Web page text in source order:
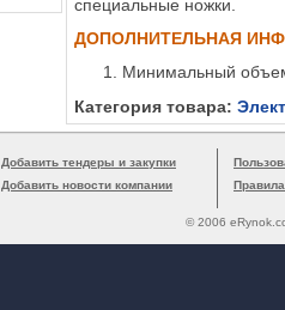
специальные ножки.
ДОПОЛНИТЕЛЬНАЯ
Минимальный
Категория товара:
Добавить тендеры и закупки
Добавить новости компании
© 2006